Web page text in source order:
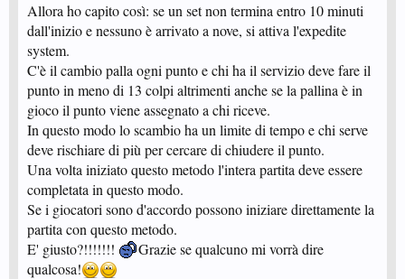
Allora ho capito così: se un set non termina entro 10 minuti
dall'inizio e nessuno è arrivato a nove, si attiva l'expedite
system.
C'è il cambio palla ogni punto e chi ha il servizio deve fare il
punto in meno di 13 colpi altrimenti anche se la pallina è in
gioco il punto viene assegnato a chi riceve.
In questo modo lo scambio ha un limite di tempo e chi serve
deve rischiare di più per cercare di chiudere il punto.
Una volta iniziato questo metodo l'intera partita deve essere
completata in questo modo.
Se i giocatori sono d'accordo possono iniziare direttamente la
partita con questo metodo.
E' giusto?!!!!!!!
Grazie se qualcuno mi vorrà dire
qualcosa!